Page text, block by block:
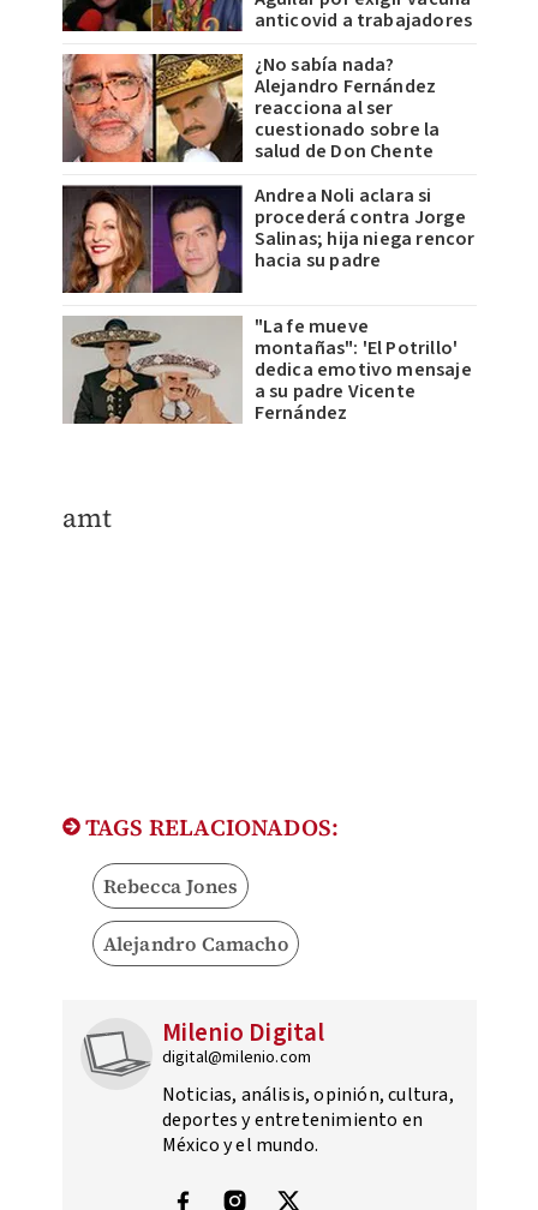
anticovid a trabajadores
¿No sabía nada?
Alejandro Fernández
reacciona al ser
cuestionado sobre la
salud de Don Chente
Andrea Noli aclara si
procederá contra Jorge
Salinas; hija niega rencor
hacia su padre
"La fe mueve
montañas": 'El Potrillo'
dedica emotivo mensaje
a su padre Vicente
Fernández
amt
TAGS RELACIONADOS:
Rebecca Jones
Alejandro Camacho
Milenio Digital
digital@milenio.com
Noticias, análisis, opinión, cultura,
deportes y entretenimiento en
México y el mundo.